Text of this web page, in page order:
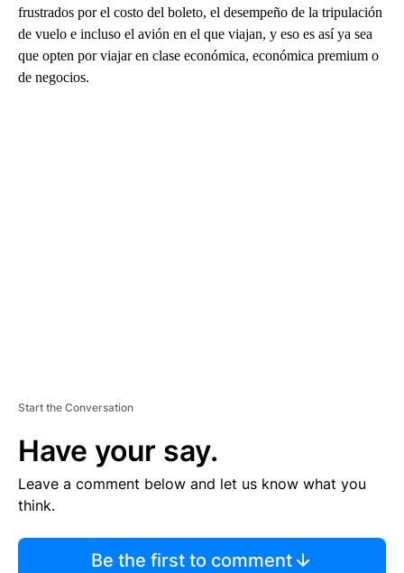
frustrados por el costo del boleto, el desempeño de la tripulación
de vuelo e incluso el avión en el que viajan, y eso es así ya sea
que opten por viajar en clase económica, económica premium o
de negocios.
Start the Conversation
Have your say.
Leave a comment below and let us know what you
think.
Be the first to comment